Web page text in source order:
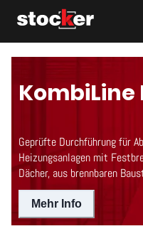
Geprüfte Durchführung für
Heizungsanlagen mit
Dächer, aus brennbaren
Mehr Info